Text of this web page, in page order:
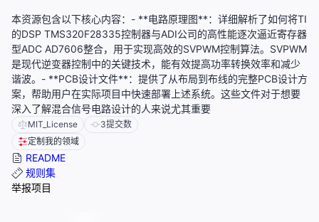
本资源包含以下核心内容：- **电路原理图**：详细解析了如何将TI
的DSP TMS320F28335控制器与ADI公司的高性能逐次逼近寄存器
型ADC AD7606整合，用于实现高效的SVPWM控制算法。SVPWM
是现代逆变器控制中的关键技术，能有效提高功率转换效率和减少
谐波。- **PCB设计文件**：提供了从布局到布线的完整PCB设计方
案，帮助用户在实际项目中快速部署上述系统。这些文件对于想要
深入了解混合信号电路设计的人来说尤其重要
MIT_License 3提交数
定制我的领域
README
规则集
举报项目